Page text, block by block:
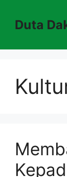
contentDuta